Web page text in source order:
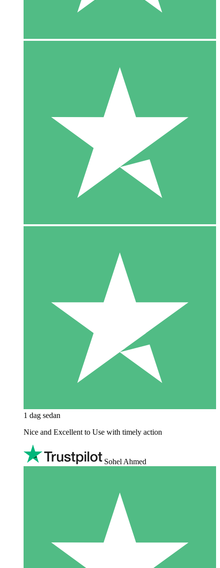
1 dag sedan
Nice and Excellent to Use with timely action
Sohel Ahmed